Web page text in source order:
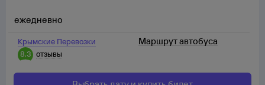
Крымские Перевозки
8,3 отзывы
ежедневно
Маршрут автобуса